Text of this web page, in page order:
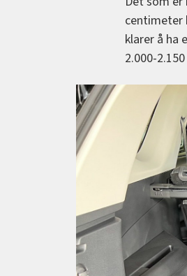
centimeter
klarer å ha
2.000-